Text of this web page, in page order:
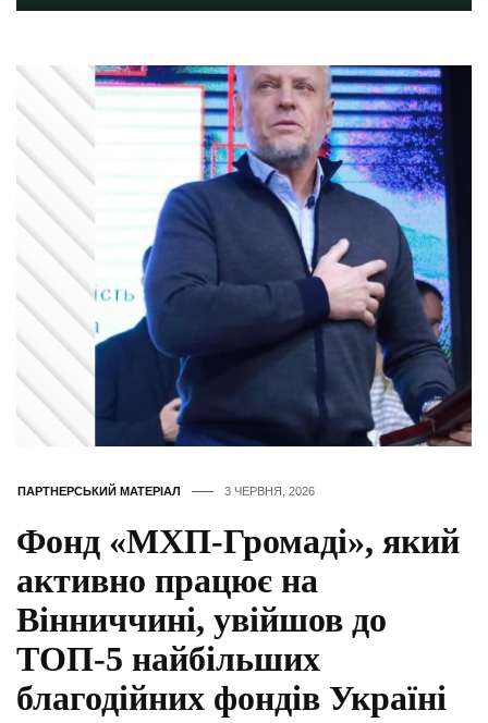
ПАРТНЕРСЬКИЙ МАТЕРІАЛ 3 ЧЕРВНЯ, 2026
Фонд «МХП-Громаді», який
активно працює на
Вінниччині, увійшов до
ТОП-5 найбільших
благодійних фондів Україні